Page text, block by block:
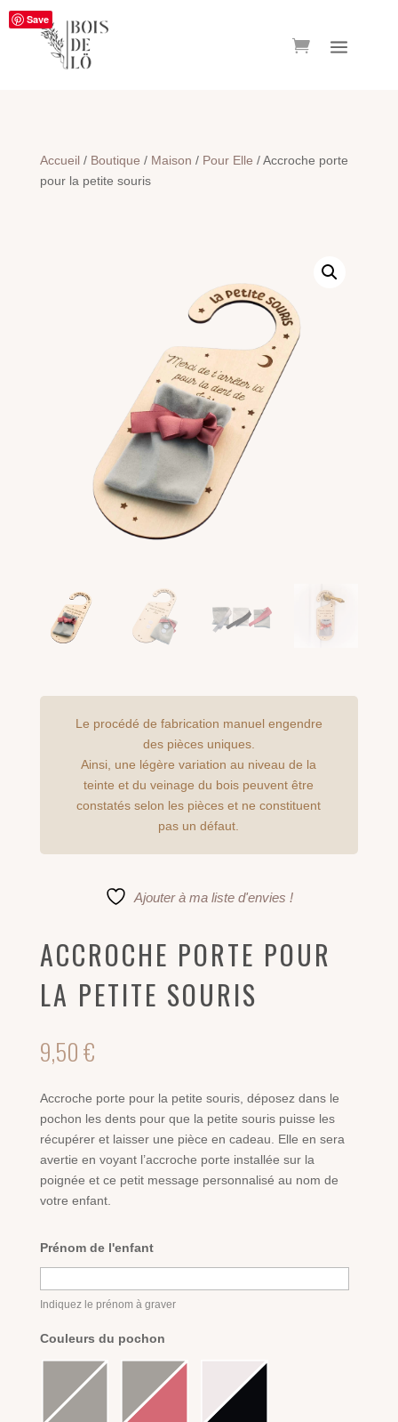
Save
Accueil / Boutique / Maison / Pour Elle / Accroche porte
pour la petite souris
Le procédé de fabrication manuel engendre
des pièces uniques.
Ainsi, une légère variation au niveau de la
teinte et du veinage du bois peuvent être
constatés selon les pièces et ne constituent
pas un défaut.
Ajouter à ma liste d'envies !
ACCROCHE PORTE POUR
LA PETITE SOURIS
9,50€
Accroche porte pour la petite souris, déposez dans le
pochon les dents pour que la petite souris puisse les
récupérer et laisser une pièce en cadeau. Elle en sera
avertie en voyant l’accroche porte installée sur la
poignée et ce petit message personnalisé au nom de
votre enfant.
Prénom de l'enfant
Indiquez le prénom à graver
Couleurs du pochon